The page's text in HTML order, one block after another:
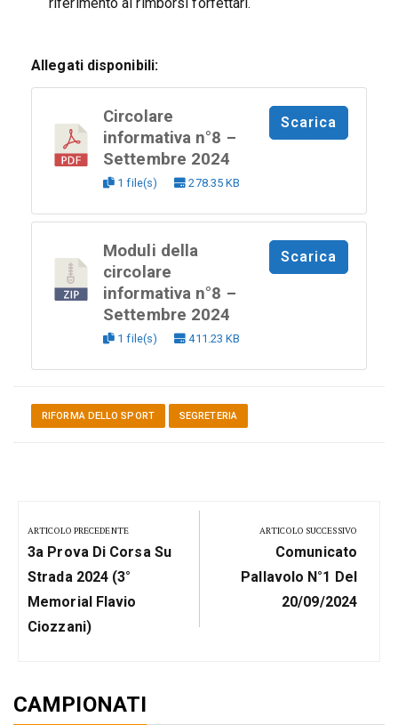
riferimento ai rimborsi forfettari.
Allegati disponibili:
Circolare
informativa n°8 –
Settembre 2024
1 file(s) 278.35 KB
Scarica
Moduli della
circolare
informativa n°8 –
Settembre 2024
1 file(s) 411.23 KB
Scarica
RIFORMA DELLO SPORT SEGRETERIA
articoli
ARTICOLO PRECEDENTE
Previous
Post:
3a Prova Di Corsa Su
Strada 2024 (3°
Memorial Flavio
Ciozzani)
ARTICOLO SUCCESSIVO
Next
Post:
Comunicato
Pallavolo N°1 Del
20/09/2024
CAMPIONATI